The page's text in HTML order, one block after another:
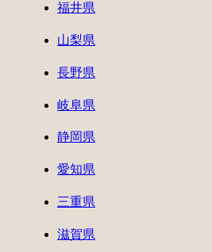
福井県
山梨県
長野県
岐阜県
静岡県
愛知県
三重県
滋賀県